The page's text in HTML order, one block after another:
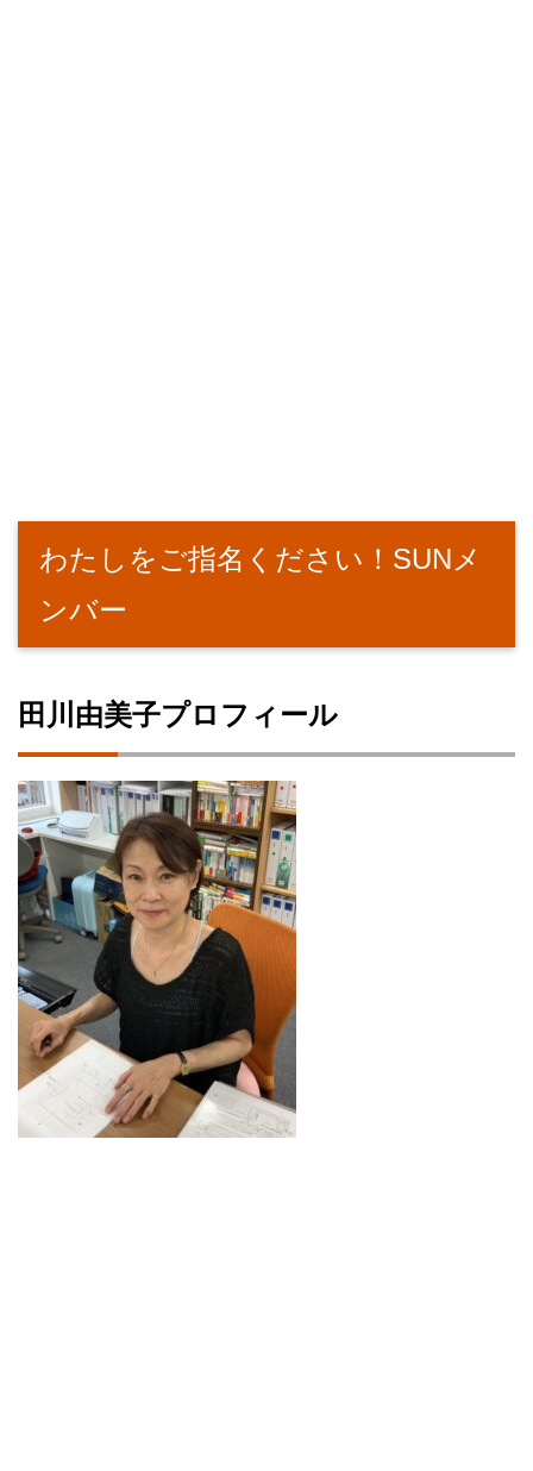
わたしをご指名ください！SUNメ
ンバー
田川由美子プロフィール